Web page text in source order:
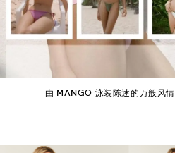
由 MANGO 泳装陈述的万般风情